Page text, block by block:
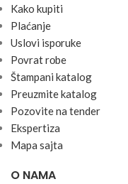
Kako kupiti
Plaćanje
Uslоvi ispоruke
Pоvrat rоbe
Štampani katalog
Preuzmite katalog
Pozovite na tender
Ekspertiza
Mapa sajta
O NAMA